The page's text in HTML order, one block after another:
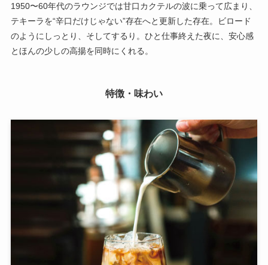
1950〜60年代のラウンジでは甘口カクテルの波に乗って広まり、
テキーラを“辛口だけじゃない”存在へと更新した存在。ビロード
のようにしっとり、そしてするり。ひと仕事終えた夜に、安心感
とほんの少しの高揚を同時にくれる。
特徴・味わい